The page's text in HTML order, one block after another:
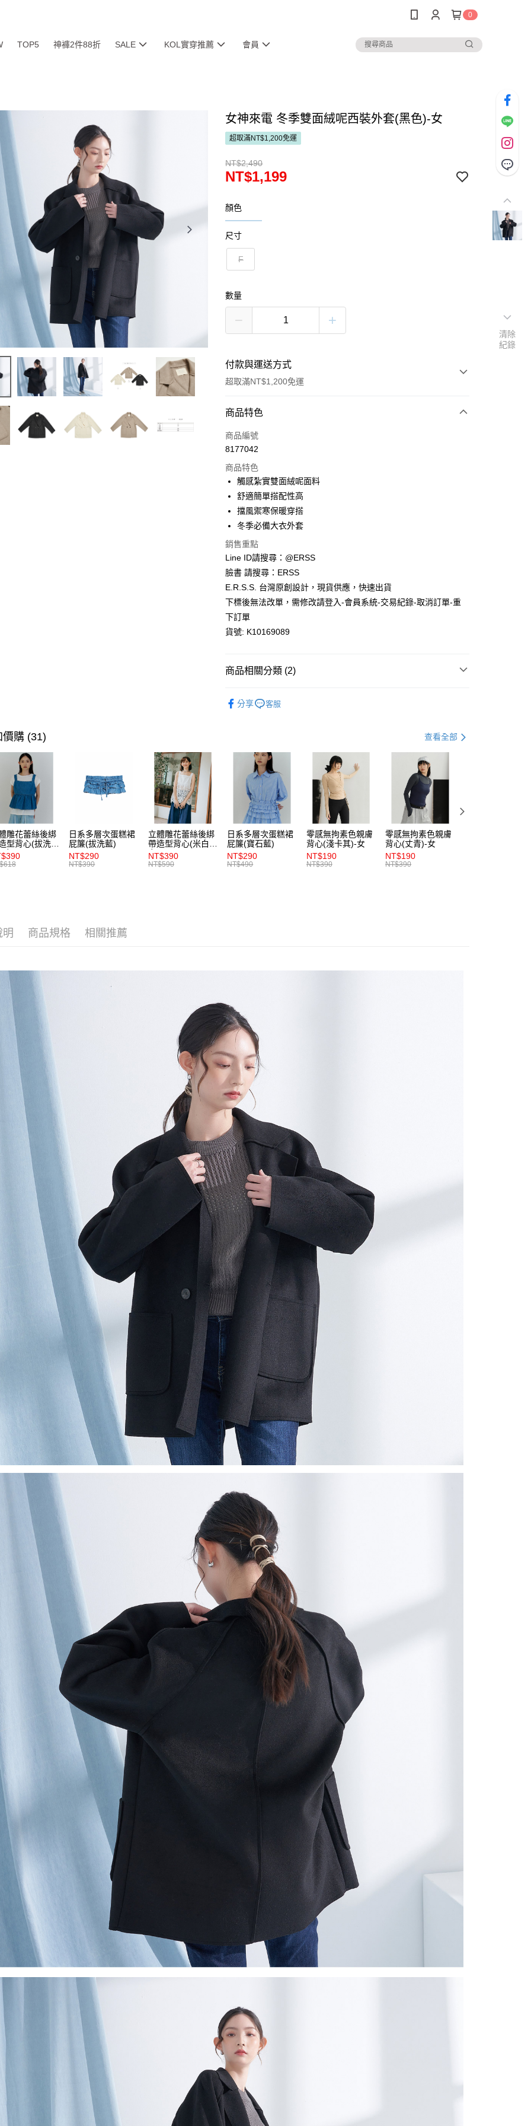
0
TOP5 神褲2件88折 SALE KOL實穿推薦 會員
女神來電 冬季雙面絨呢西裝外套(黑色)-女
超取滿NT$1,200免運
NT$2,490
NT$1,199
顏色
尺寸
F
數量
付款與運送方式
超取滿NT$1,200免運
付款方式
信用卡一次付款
LINE Pay
Apple Pay
街口支付
悠遊付
相關說明
【關於「AFTEE先享後付」】
AFTEE先享後付是「在收到商品之後才付款」的支付方式。 讓您購物簡單
便利好安心！
１．簡單：不需註冊會員、不需綁卡、不需儲值。
２．便利：只要手機號碼，簡訊認證，即可結帳。
【「AFTEE先享後付」結帳流程】
１．於結帳方式選擇「AFTEE先享後付」後，將跳轉至「AFTEE先享後
２．訂單成立數日內，您將收到繳費通知簡訊。
３．收到繳費通知簡訊後14天內，點擊此簡訊中的連結，可透過四大超商
絡購買商品的店家。未經商家同意取消之訂單仍視為有效，需透過AFTEE
先享後付繳納相關費用。
※ 交易是否成功請以「AFTEE先享後付 」之結帳頁面顯示為準，若有關於
是否繳費成功／繳費後需取消欲退款等相關疑問，請聯繫「AFTEE先享後
付客戶支援中心」
https://netprotections.freshdesk.com/support/home
【注意事項】
１．透過由恩沛科技股份有限公司提供之「AFTEE先享後付」服務完成之
交易，需依本服務之必要範圍內提供個人資料，並將交易相關給付款項請
求債權轉讓予恩沛科技股份有限公司。
２．關於個人資料處理事宜，請瀏覽以下網址：
https://aftee.tw/terms/#terms3
３．未成年的使用者請事先徵得法定代理人或監護人之同意方可使用
ATM付款
運送方式
每筆NT$80，滿NT$1,200(含以上)免運費
付款後全家取貨
每筆NT$80，滿NT$1,200(含以上)免運費
付款後萊爾富取貨
每筆NT$80，滿NT$1,200(含以上)免運費
7-11取貨付款
每筆NT$80，滿NT$1,200(含以上)免運費
付款後7-11取貨
每筆NT$80，滿NT$1,200(含以上)免運費
商品特色
商品編號
8177042
商品特色
觸感紮實雙面絨呢面料
舒適簡單搭配性高
擋風禦寒保暖穿搭
冬季必備大衣外套
銷售重點
Line ID請搜尋：@ERSS
臉書 請搜尋：ERSS
E.R.S.S. 台灣原創設計，現貨供應，快速出貨
下標後無法改單，需修改請登入-會員系統-交易紀錄-取消訂單-重
下訂單
貨號: K10169089
商品相關分類 (2)
分享 客服
價購 (31) 查看全部
雕花蕾絲後綁
型背心(拔洗
女
日系多層次蛋糕裙
屁簾(拔洗藍)
NT$290
NT$390
立體雕花蕾絲後綁
帶造型背心(米白)-
女
NT$390
NT$590
日系多層次蛋糕裙
屁簾(寶石藍)
NT$290
NT$490
零感無拘素色親膚
背心(淺卡其)-女
NT$190
NT$390
零感無拘素色親膚
背心(丈青)-女
NT$190
NT$390
明 商品規格 相關推薦
清除
紀錄